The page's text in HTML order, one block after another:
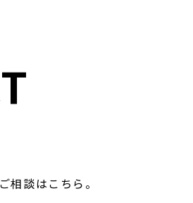
相談はこちら。